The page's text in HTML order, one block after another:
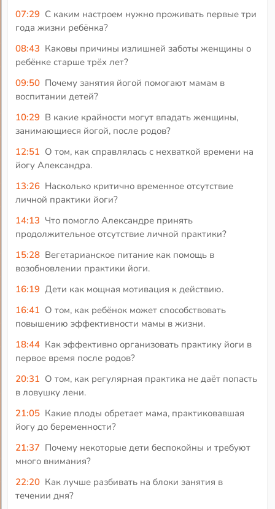
07:29 С каким настроем нужно проживать первые три
года жизни ребёнка?
08:43 Каковы причины излишней заботы женщины о
ребёнке старше трёх лет?
09:50 Почему занятия йогой помогают мамам в
воспитании детей?
10:29 В какие крайности могут впадать женщины,
занимающиеся йогой, после родов?
12:51 О том, как справлялась с нехваткой времени на
йогу Александра.
13:26 Насколько критично временное отсутствие
личной практики йоги?
14:13 Что помогло Александре принять
продолжительное отсутствие личной практики?
15:28 Вегетарианское питание как помощь в
возобновлении практики йоги.
16:19 Дети как мощная мотивация к действию.
16:41 О том, как ребёнок может способствовать
повышению эффективности мамы в жизни.
18:44 Как эффективно организовать практику йоги в
первое время после родов?
20:31 О том, как регулярная практика не даёт попасть
в ловушку лени.
21:05 Какие плоды обретает мама, практиковавшая
йогу до беременности?
21:37 Почему некоторые дети беспокойны и требуют
много внимания?
22:20 Как лучше разбивать на блоки занятия в
течении дня?